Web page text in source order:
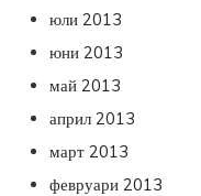
юли 2013
юни 2013
май 2013
април 2013
март 2013
февруари 2013